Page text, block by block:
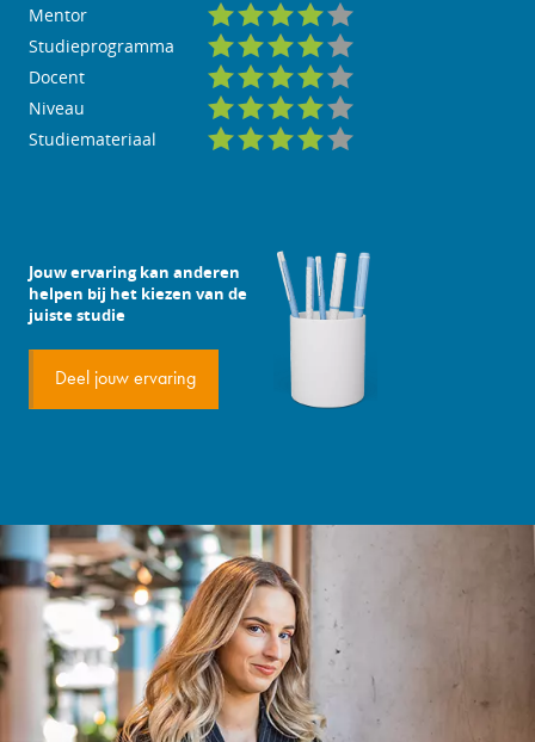
Mentor
Studieprogramma
Docent
Niveau
Studiemateriaal
Jouw ervaring kan anderen
helpen bij het kiezen van de
juiste studie
Deel jouw ervaring